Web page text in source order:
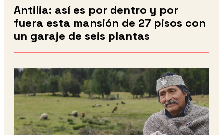
Antilia: así es por dentro y por
fuera esta mansión de 27 pisos con
un garaje de seis plantas